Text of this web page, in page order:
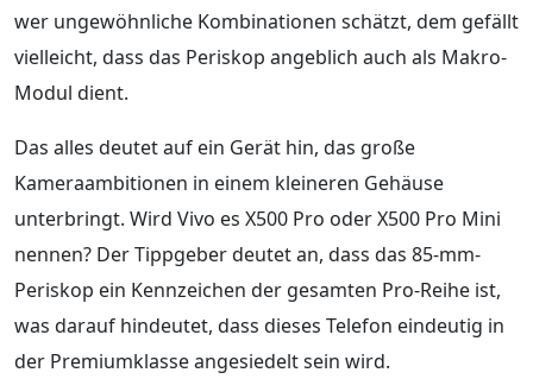
wer ungewöhnliche Kombinationen schätzt, dem gefällt
vielleicht, dass das Periskop angeblich auch als Makro-
Modul dient.
Das alles deutet auf ein Gerät hin, das große
Kameraambitionen in einem kleineren Gehäuse
unterbringt. Wird Vivo es X500 Pro oder X500 Pro Mini
nennen? Der Tippgeber deutet an, dass das 85‑mm-
Periskop ein Kennzeichen der gesamten Pro‑Reihe ist,
was darauf hindeutet, dass dieses Telefon eindeutig in
der Premiumklasse angesiedelt sein wird.